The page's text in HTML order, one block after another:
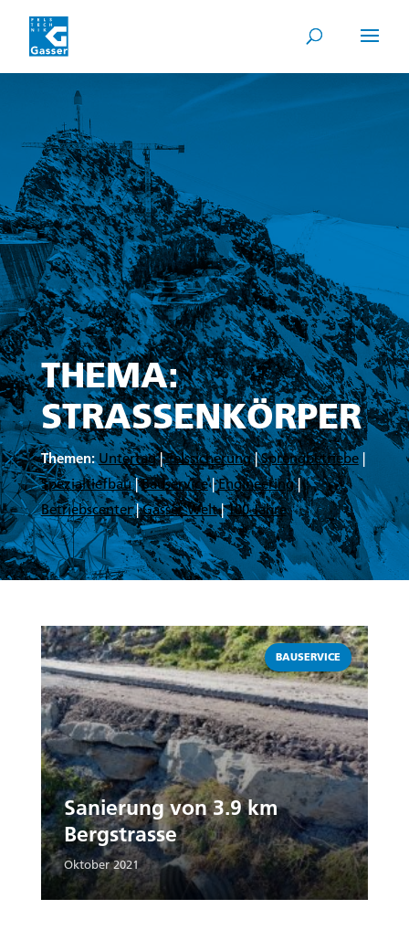
THEMA:
STRASSENKÖRPER
Themen:Untertag|Felssicherung|Sprengbetriebe|
Spezialtiefbau|Bauservice|Engineering|
Betriebscenter|Gasser Welt|100 Jahre
BAUSERVICE
Sanierung von 3.9 km
Bergstrasse
Oktober 2021
Weiterlesen